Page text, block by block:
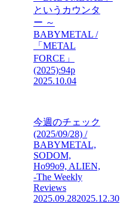
というカウンタ
ー ～
BABYMETAL /
「METAL
FORCE」
(2025):94p
2025.10.04
今週のチェック
(2025/09/28) /
BABYMETAL,
SODOM,
Ho99o9, ALIEN,
-The Weekly
Reviews
2025.09.282025.12.30